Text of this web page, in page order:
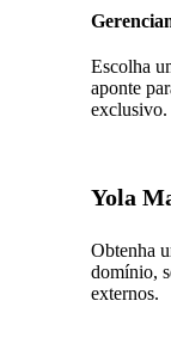
Escolha
aponte
exclusivo.
Yola
Obtenha
domínio,
externos.